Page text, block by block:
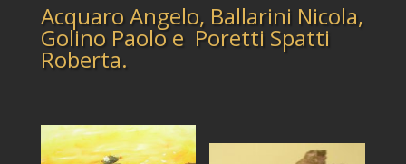
Acquaro Angelo, Ballarini Nicola,
Golino Paolo e Poretti Spatti
Roberta.